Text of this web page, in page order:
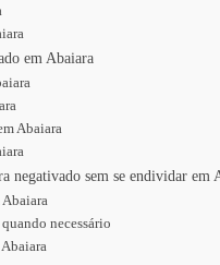
em Abaiara
Abaiara
negativado sem se endividar em
necessário